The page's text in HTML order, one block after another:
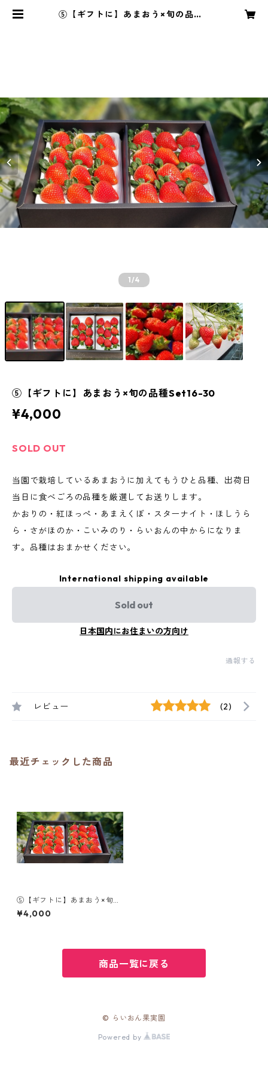
⑤【ギフトに】あまおう×旬の品種S
1/4
⑤【ギフトに】あまおう×旬の品種Set16-30
¥4,000
SOLD OUT
当園で栽培しているあまおうに加えてもうひと品種、出荷日
当日に食べごろの品種を厳選してお送りします。
かおりの・紅ほっぺ・あまえくぼ・スターナイト・ほしうら
ら・さがほのか・こいみのり・らいおんの中からになりま
す。品種はおまかせください。
International shipping available
Sold out
日本国内にお住まいの方向け
通報する
レビュー (2)
最近チェックした商品
⑤【ギフトに】あまおう×旬の
品種Set16-30
¥4,000
商品一覧に戻る
© らいおん果実園
Powered by